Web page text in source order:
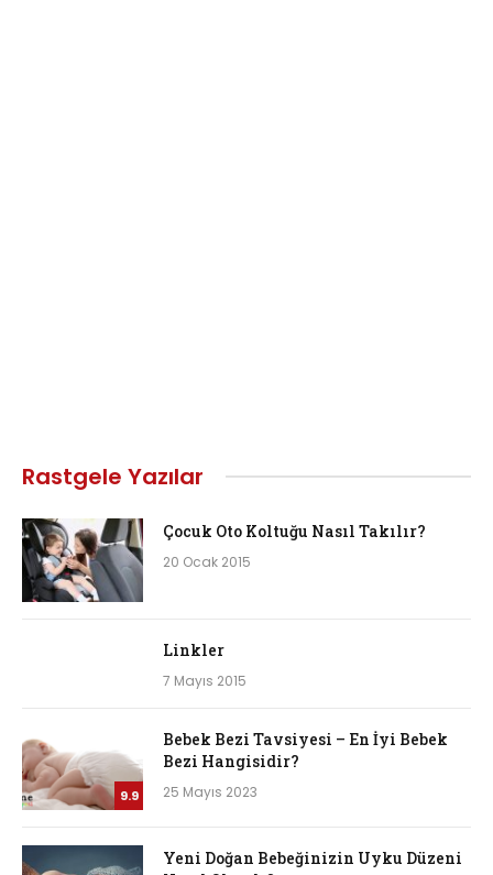
Rastgele Yazılar
Çocuk Oto Koltuğu Nasıl Takılır?
20 Ocak 2015
Linkler
7 Mayıs 2015
9.9
Bebek Bezi Tavsiyesi – En İyi Bebek
Bezi Hangisidir?
25 Mayıs 2023
Yeni Doğan Bebeğinizin Uyku Düzeni